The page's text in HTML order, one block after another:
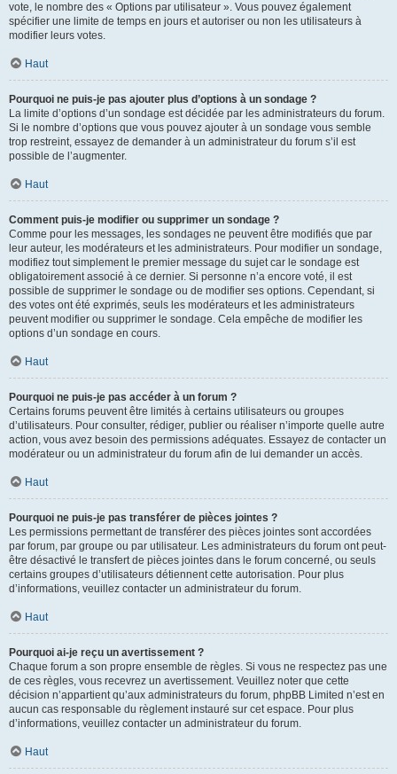
vote, le nombre des « Options par utilisateur ». Vous pouvez également
spécifier une limite de temps en jours et autoriser ou non les utilisateurs à
modifier leurs votes.
Haut
Pourquoi ne puis-je pas ajouter plus d’options à un sondage ?
La limite d’options d’un sondage est décidée par les administrateurs du forum.
Si le nombre d’options que vous pouvez ajouter à un sondage vous semble
trop restreint, essayez de demander à un administrateur du forum s’il est
possible de l’augmenter.
Haut
Comment puis-je modifier ou supprimer un sondage ?
Comme pour les messages, les sondages ne peuvent être modifiés que par
leur auteur, les modérateurs et les administrateurs. Pour modifier un sondage,
modifiez tout simplement le premier message du sujet car le sondage est
obligatoirement associé à ce dernier. Si personne n’a encore voté, il est
possible de supprimer le sondage ou de modifier ses options. Cependant, si
des votes ont été exprimés, seuls les modérateurs et les administrateurs
peuvent modifier ou supprimer le sondage. Cela empêche de modifier les
options d’un sondage en cours.
Haut
Pourquoi ne puis-je pas accéder à un forum ?
Certains forums peuvent être limités à certains utilisateurs ou groupes
d’utilisateurs. Pour consulter, rédiger, publier ou réaliser n’importe quelle autre
action, vous avez besoin des permissions adéquates. Essayez de contacter un
modérateur ou un administrateur du forum afin de lui demander un accès.
Haut
Pourquoi ne puis-je pas transférer de pièces jointes ?
Les permissions permettant de transférer des pièces jointes sont accordées
par forum, par groupe ou par utilisateur. Les administrateurs du forum ont peut-
être désactivé le transfert de pièces jointes dans le forum concerné, ou seuls
certains groupes d’utilisateurs détiennent cette autorisation. Pour plus
d’informations, veuillez contacter un administrateur du forum.
Haut
Pourquoi ai-je reçu un avertissement ?
Chaque forum a son propre ensemble de règles. Si vous ne respectez pas une
de ces règles, vous recevrez un avertissement. Veuillez noter que cette
décision n’appartient qu’aux administrateurs du forum, phpBB Limited n’est en
aucun cas responsable du règlement instauré sur cet espace. Pour plus
d’informations, veuillez contacter un administrateur du forum.
Haut